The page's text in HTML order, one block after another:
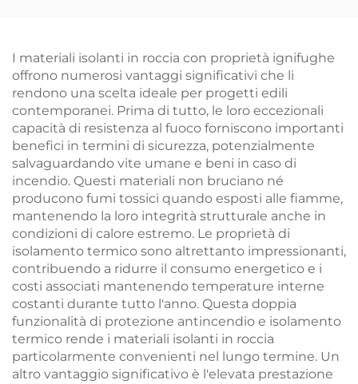
pannelli in lana di roccia
per facciate
Formaldeide per Edilizia
I materiali isolanti in roccia con proprietà ignifughe
offrono numerosi vantaggi significativi che li
rendono una scelta ideale per progetti edili
contemporanei. Prima di tutto, le loro eccezionali
capacità di resistenza al fuoco forniscono importanti
benefici in termini di sicurezza, potenzialmente
salvaguardando vite umane e beni in caso di
incendio. Questi materiali non bruciano né
producono fumi tossici quando esposti alle fiamme,
mantenendo la loro integrità strutturale anche in
condizioni di calore estremo. Le proprietà di
isolamento termico sono altrettanto impressionanti,
contribuendo a ridurre il consumo energetico e i
costi associati mantenendo temperature interne
costanti durante tutto l'anno. Questa doppia
funzionalità di protezione antincendio e isolamento
termico rende i materiali isolanti in roccia
particolarmente convenienti nel lungo termine. Un
altro vantaggio significativo è l'elevata prestazione